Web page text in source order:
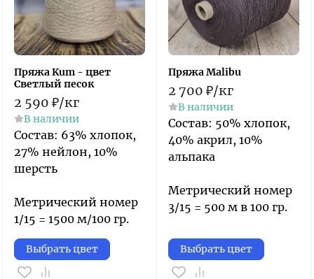
Пряжа Kum - цвет
Светлый песок
2 590 ₽/кг
В наличии
Состав: 63% хлопок,
27% нейлон, 10%
шерсть
Метрический номер
1/15 = 1500 м/100 гр.
Выбрать цвет
Пряжа Malibu
2 700 ₽/кг
В наличии
​Состав: 50% хлопок,
40% акрил, 10%
альпака​
Метрический номер
3/15 = 500 м в 100 гр.
Выбрать цвет